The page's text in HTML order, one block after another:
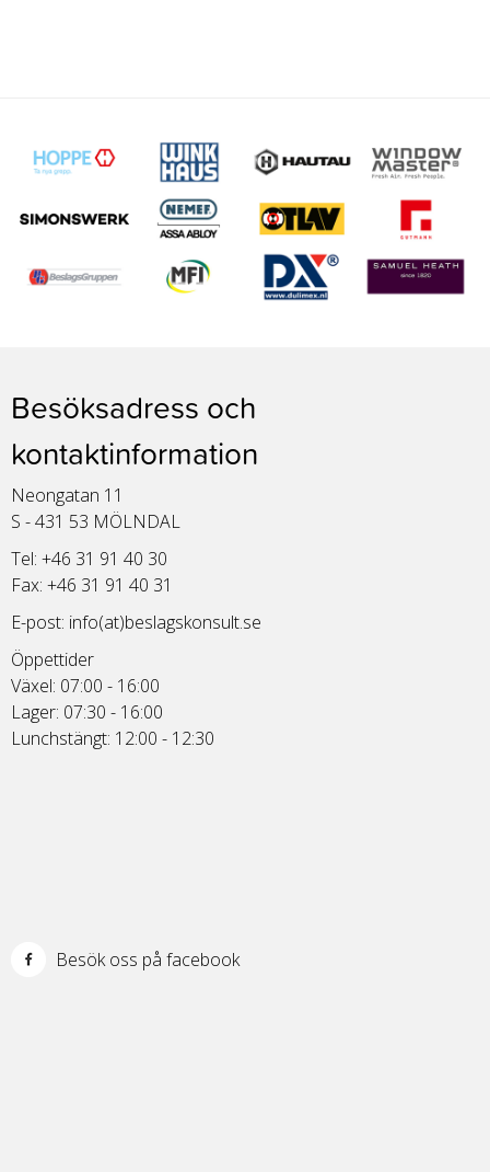
Besöksadress och
kontaktinformation
Neongatan 11
S - 431 53 MÖLNDAL
Tel: +46 31 91 40 30
Fax: +46 31 91 40 31
E-post: info(at)beslagskonsult.se
Öppettider
Växel: 07:00 - 16:00
Lager: 07:30 - 16:00
Lunchstängt: 12:00 - 12:30
Besök oss på facebook